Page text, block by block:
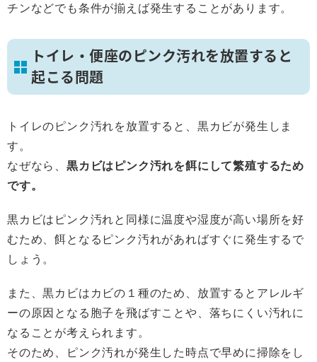
チンなどでも条件が揃えば発生することがあります。
トイレ・便座のピンク汚れを放置すると
起こる問題
トイレのピンク汚れを放置すると、黒カビが発生しま
す。
なぜなら、 黒カビはピンク汚れを餌にして繁殖するため
です。
黒カビはピンク汚れと同様に温度や湿度が高い場所を好
むため、餌となるピンク汚れがあればすぐに発生するで
しょう。
また、黒カビはカビの１種のため、放置するとアレルギ
ーの原因となる胞子を飛ばすことや、落ちにくい汚れに
なることが考えられます。
そのため、ピンク汚れが発生した時点で早めに掃除をし